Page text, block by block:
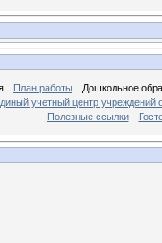
План работы
Дошкольное
учетный центр учреждений
Полезные ссылки